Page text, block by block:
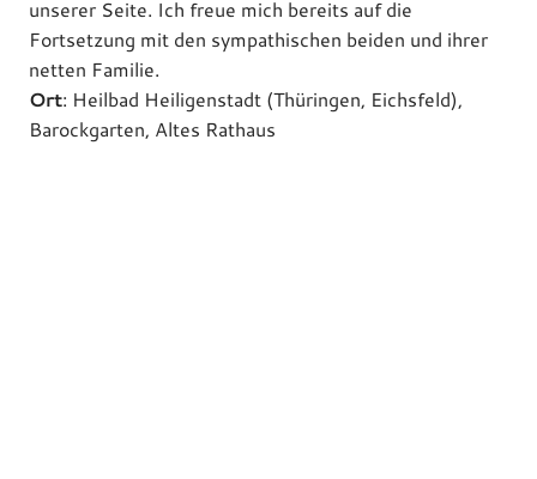
unserer Seite. Ich freue mich bereits auf die
Fortsetzung mit den sympathischen beiden und ihrer
netten Familie.
Ort: Heilbad Heiligenstadt (Thüringen, Eichsfeld),
Barockgarten, Altes Rathaus